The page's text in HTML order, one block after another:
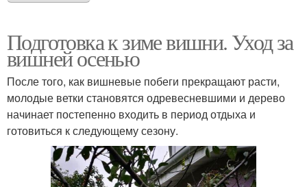
Подготовка к зиме вишни. Уход за
вишней осенью
После того, как вишневые побеги прекращают расти,
молодые ветки становятся одревесневшими и дерево
начинает постепенно входить в период отдыха и
готовиться к следующему сезону.